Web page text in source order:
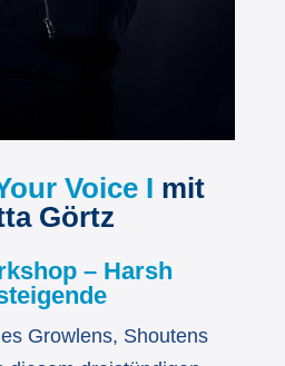
Voice I mit
Görtz
– Harsh
Growlens, Shoutens